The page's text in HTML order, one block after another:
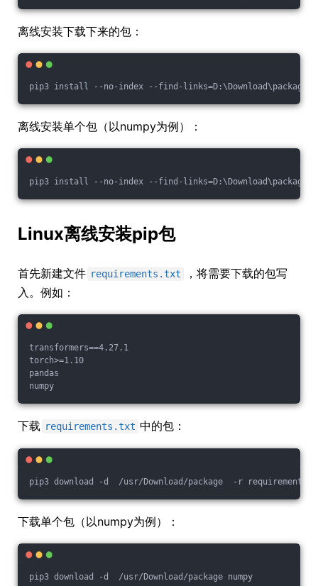
离线安装下载下来的包：
pip3 install --no-index --find-links=D:\Download\package
离线安装单个包（以numpy为例）：
pip3 install --no-index --find-links=D:\Download\package
Linux离线安装pip包
首先新建文件 requirements.txt
，将需要下载的包写
入。例如：
transformers==4.27.1
torch>=1.10
pandas
下载 requirements.txt 中的包：
pip3 download -d  /usr/Download/package  -r
下载单个包（以numpy为例）：
pip3 download -d  /usr/Download/package numpy